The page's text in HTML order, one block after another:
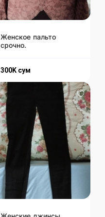
Женское пальто
срочно.
300K сум